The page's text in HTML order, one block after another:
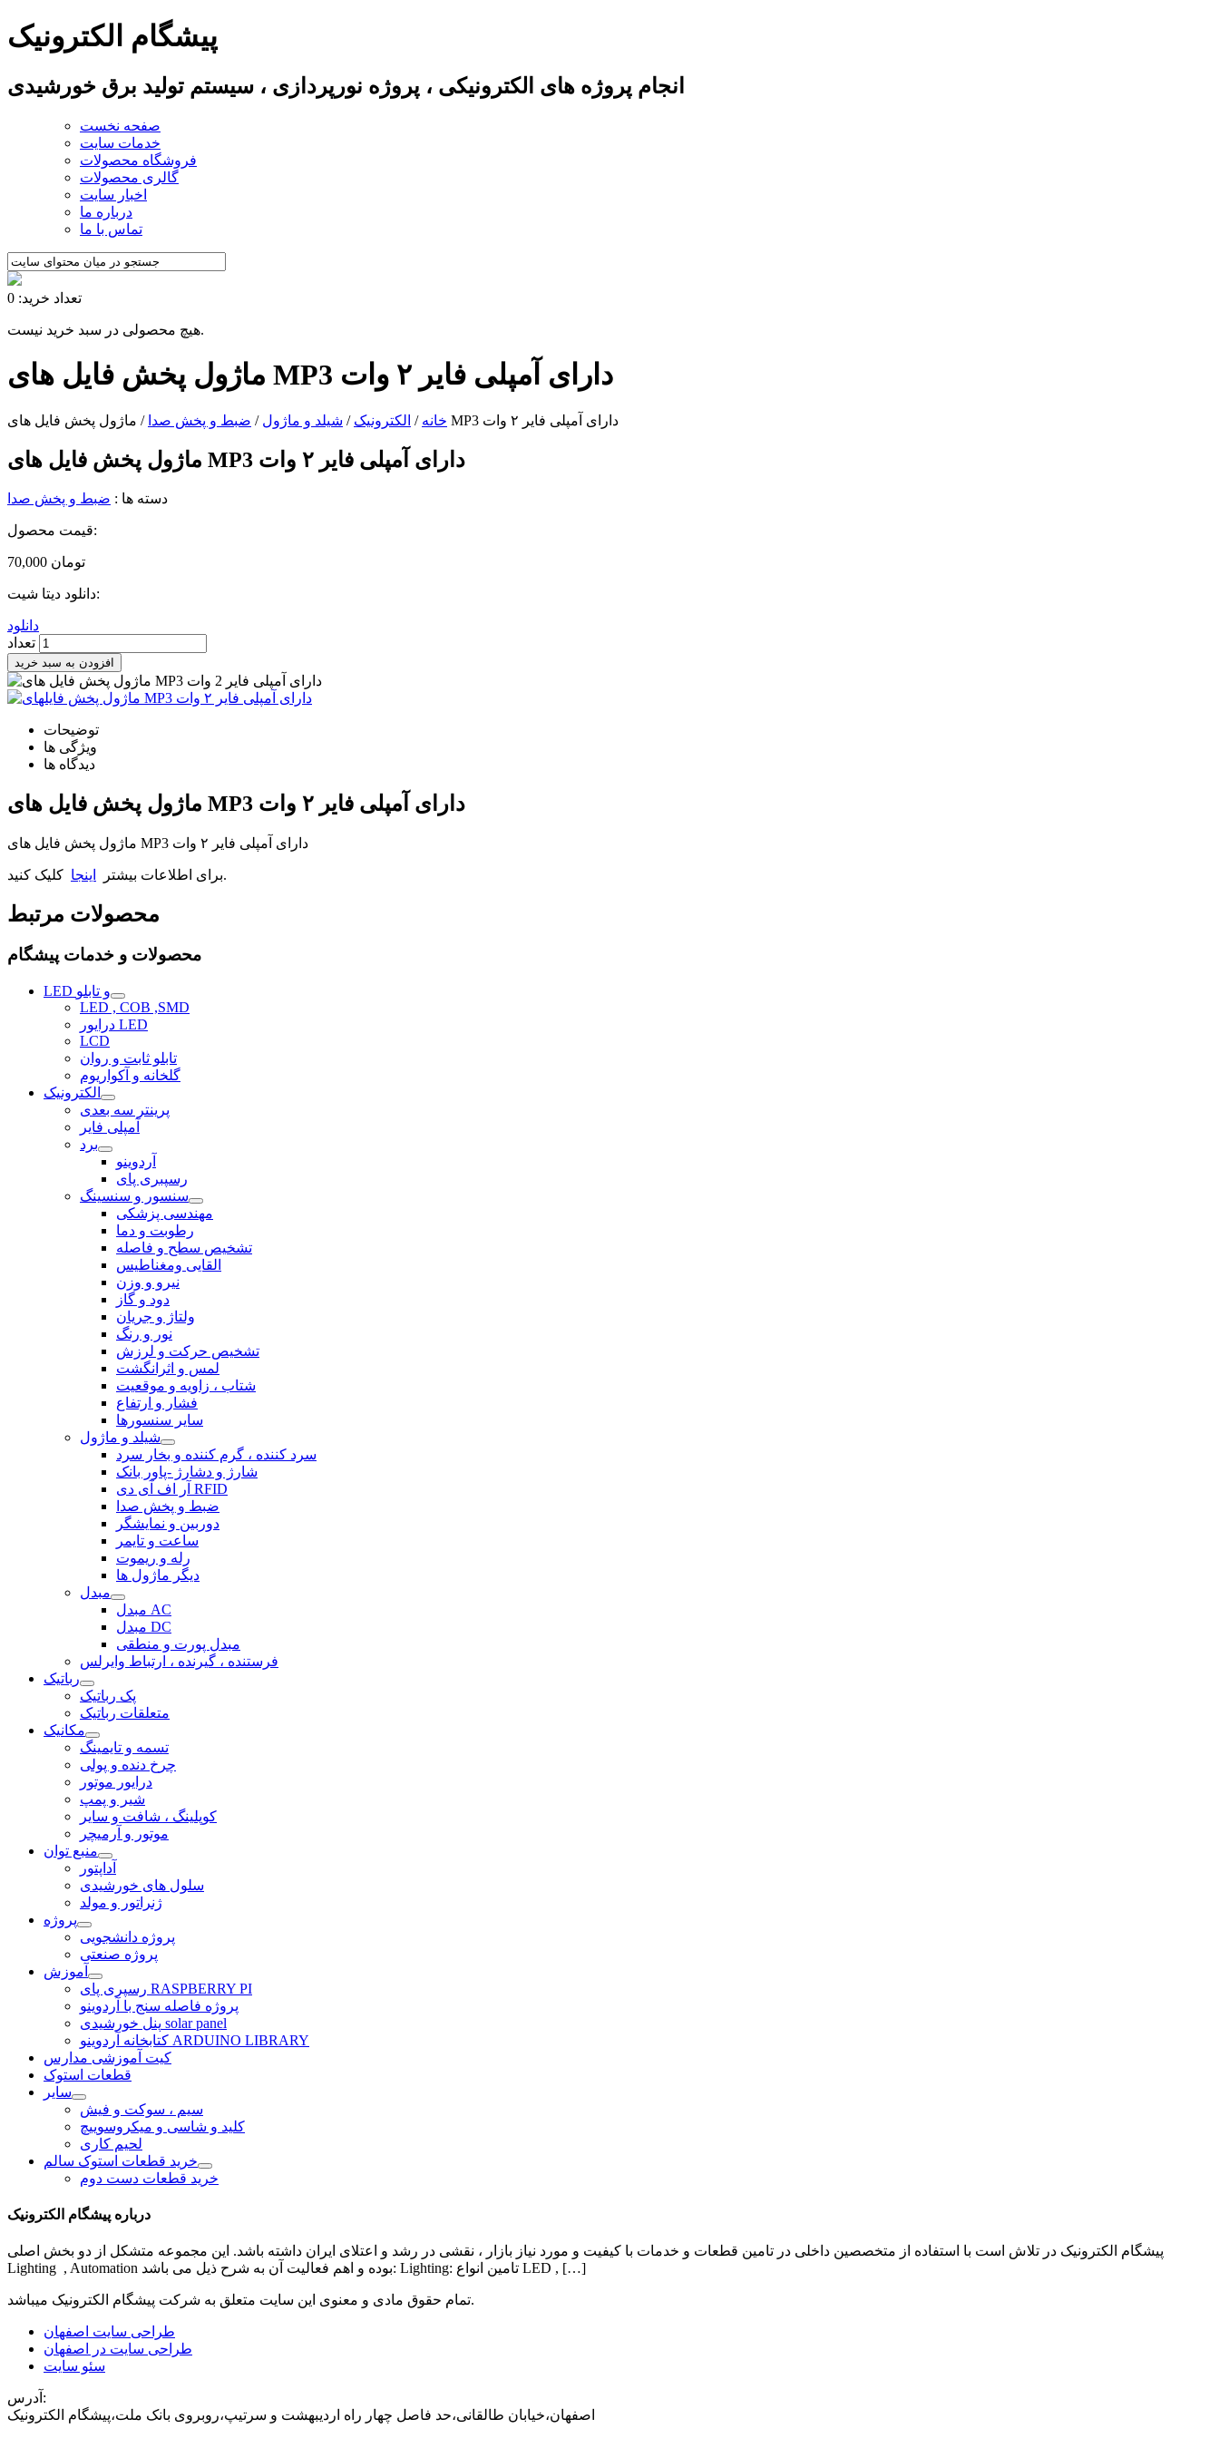
پیشگام الکترونیک
انجام پروژه های الکترونیکی ، پروژه نورپردازی ، سیستم تولید برق خورشیدی
صفحه نخست
خدمات سایت
فروشگاه محصولات
گالری محصولات
اخبار سایت
درباره ما
تماس با ما
تعداد خرید: 0
هیچ محصولی در سبد خرید نیست.
ماژول پخش فایل های MP3 دارای آمپلی فایر ۲ وات
خانه / الکترونیک / شیلد و ماژول / ضبط و پخش صدا / ماژول پخش فایل های MP3 دارای آمپلی فایر ۲ وات
ماژول پخش فایل های MP3 دارای آمپلی فایر ۲ وات
دسته ها : ضبط و پخش صدا
قیمت محصول:
70,000 تومان
دانلود دیتا شیت:
دانلود
تعداد
افزودن به سبد خرید
توضیحات
ویژگی ها
دیدگاه ها
ماژول پخش فایل های MP3 دارای آمپلی فایر ۲ وات
ماژول پخش فایل های MP3 دارای آمپلی فایر ۲ وات
برای اطلاعات بیشتر اینجا کلیک کنید.
محصولات مرتبط
محصولات و خدمات پیشگام
LED و تابلو
LED , COB ,SMD
درایور LED
LCD
تابلو ثابت و روان
گلخانه و آکواریوم
الکترونیک
پرینتر سه بعدی
آمپلی فایر
برد
آردوینو
رسپبری پای
سنسور و سنسینگ
مهندسی پزشکی
رطوبت و دما
تشخیص سطح و فاصله
القایی ومغناطیس
نیرو و وزن
دود و گاز
ولتاژ و جریان
نور و رنگ
تشخیص حرکت و لرزش
لمس و اثرانگشت
شتاب ، زاویه و موقعیت
فشار و ارتفاع
سایر سنسورها
شیلد و ماژول
سرد کننده ، گرم کننده و بخار سرد
شارژ و دشارژ -پاور بانک
آر اف آی دی RFID
ضبط و پخش صدا
دوربین و نمایشگر
ساعت و تایمر
رله و ریموت
دیگر ماژول ها
مبدل
مبدل AC
مبدل DC
مبدل پورت و منطقی
فرستنده ، گیرنده ، ارتباط وایرلس
رباتیک
پک رباتیک
متعلقات رباتیک
مکانیک
تسمه و تایمینگ
چرخ دنده و پولی
درایور موتور
شیر و پمپ
کوپلینگ ، شافت و سایر
موتور و آرمیچر
منبع توان
آداپتور
سلول های خورشیدی
ژنراتور و مولد
پروژه
پروژه دانشجویی
پروژه صنعتی
آموزش
رسپری پای RASPBERRY PI
پروژه فاصله سنج با آردوینو
پنل خورشیدی solar panel
کتابخانه آردوینو ARDUINO LIBRARY
کیت آموزشی مدارس
قطعات استوک
سایر
سیم ، سوکت و فیش
کلید و شاسی و میکروسوییچ
لحیم کاری
خرید قطعات استوک سالم
خرید قطعات دست دوم
درباره پیشگام الکترونیک
پیشگام الکترونیک در تلاش است با استفاده از متخصصین داخلی در تامین قطعات و خدمات با کیفیت و مورد نیاز بازار ، نقشی در رشد و اعتلای ایران داشته باشد. این مجموعه متشکل از دو بخش اصلی
Lighting , Automation بوده و اهم فعالیت آن به شرح ذیل می باشد: Lighting: تامین انواع LED , […]
تمام حقوق مادی و معنوی این سایت متعلق به شرکت پیشگام الکترونیک میباشد.
طراحی سایت اصفهان
طراحی سایت در اصفهان
سئو سایت
آدرس:
اصفهان،خیابان طالقانی،حد فاصل چهار راه اردیبهشت و سرتیپ،روبروی بانک ملت،پیشگام الکترونیک